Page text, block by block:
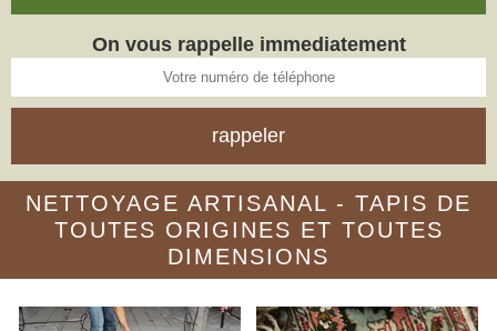
On vous rappelle immediatement
NETTOYAGE ARTISANAL - TAPIS DE
TOUTES ORIGINES ET TOUTES
DIMENSIONS